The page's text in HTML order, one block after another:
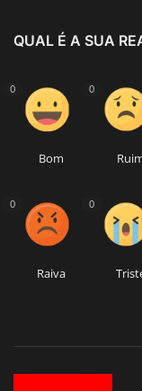
QUAL É A SUA
0
Bom
0
0
Raiva
0